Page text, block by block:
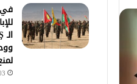
في